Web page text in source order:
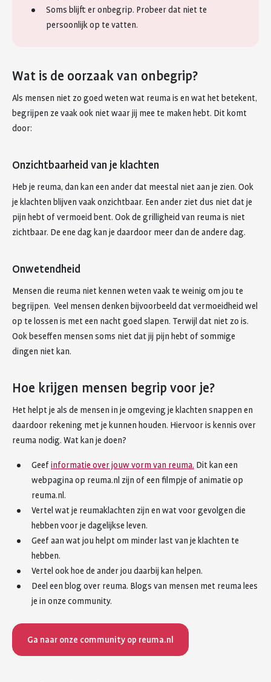
Soms blijft er onbegrip. Probeer dat niet te
persoonlijk op te vatten.
Wat is de oorzaak van onbegrip?
Als mensen niet zo goed weten wat reuma is en wat het betekent,
begrijpen ze vaak ook niet waar jij mee te maken hebt. Dit komt
door:
Onzichtbaarheid van je klachten
Heb je reuma, dan kan een ander dat meestal niet aan je zien. Ook
je klachten blijven vaak onzichtbaar. Een ander ziet dus niet dat je
pijn hebt of vermoeid bent. Ook de grilligheid van reuma is niet
zichtbaar. De ene dag kan je daardoor meer dan de andere dag.
Onwetendheid
Mensen die reuma niet kennen weten vaak te weinig om jou te
begrijpen. Veel mensen denken bijvoorbeeld dat vermoeidheid wel
op te lossen is met een nacht goed slapen. Terwijl dat niet zo is.
Ook beseffen mensen soms niet dat jij pijn hebt of sommige
dingen niet kan.
Hoe krijgen mensen begrip voor je?
Het helpt je als de mensen in je omgeving je klachten snappen en
daardoor rekening met je kunnen houden. Hiervoor is kennis over
reuma nodig. Wat kan je doen?
Geef informatie over jouw vorm van reuma. Dit kan een
webpagina op reuma.nl zijn of een filmpje of animatie op
reuma.nl.
Vertel wat je reumaklachten zijn en wat voor gevolgen die
hebben voor je dagelijkse leven.
Geef aan wat jou helpt om minder last van je klachten te
hebben.
Vertel ook hoe de ander jou daarbij kan helpen.
Deel een blog over reuma. Blogs van mensen met reuma lees
je in onze community.
Ga naar onze community op reuma.nl